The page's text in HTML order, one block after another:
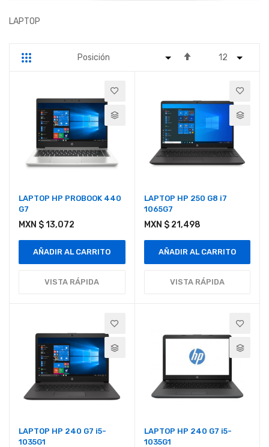
LAPTOP
Parrilla
LAPTOP HP PROBOOK 440
G7
MXN $ 13,072
AÑADIR AL CARRITO
VISTA RÁPIDA
LAPTOP HP 250 G8 i7
1065G7
MXN $ 21,498
AÑADIR AL CARRITO
VISTA RÁPIDA
LAPTOP HP 240 G7 i5-
1035G1
LAPTOP HP 240 G7 i5-
1035G1